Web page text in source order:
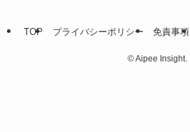
TOP プライバシーポリシー 免責事項
©Aipee Insight.